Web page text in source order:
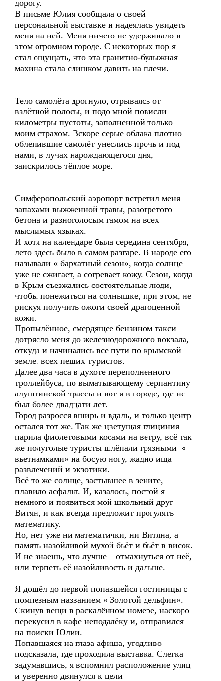
дорогу.
В письме Юлия сообщала о своей
персональной выставке и надеялась увидеть
меня на ней. Меня ничего не удерживало в
этом огромном городе. С некоторых пор я
стал ощущать, что эта гранитно-булыжная
махина стала слишком давить на плечи.
Тело самолёта дрогнуло, отрываясь от
взлётной полосы, и подо мной повисли
километры пустоты, заполненной только
моим страхом. Вскоре серые облака плотно
облепившие самолёт унеслись прочь и под
нами, в лучах нарождающегося дня,
заискрилось тёплое море.
Симферопольский аэропорт встретил меня
запахами выжженной травы, разогретого
бетона и разноголосым гамом на всех
мыслимых языках.
И хотя на календаре была середина сентября,
лето здесь было в самом разгаре. В народе его
называли « бархатный сезон», когда солнце
уже не сжигает, а согревает кожу. Сезон, когда
в Крым съезжались состоятельные люди,
чтобы понежиться на солнышке, при этом, не
рискуя получить ожоги своей драгоценной
кожи.
Пропылённое, смердящее бензином такси
дотрясло меня до железнодорожного вокзала,
откуда и начинались все пути по крымской
земле, всех пеших туристов.
Далее два часа в духоте переполненного
троллейбуса, по выматывающему серпантину
алуштинской трассы и вот я в городе, где не
был более двадцати лет.
Город разросся вширь и вдаль, и только центр
остался тот же. Так же цветущая глициния
парила фиолетовыми косами на ветру, всё так
же полуголые туристы шлёпали грязными «
вьетнамками» на босую ногу, жадно ища
развлечений и экзотики.
Всё то же солнце, застывшее в зените,
плавило асфальт. И, казалось, постой я
немного и появиться мой школьный друг
Витян, и как всегда предложит прогулять
математику.
Но, нет уже ни математички, ни Витяна, а
память назойливой мухой бьёт и бьёт в висок.
И не знаешь, что лучше – отмахнуться от неё,
или терпеть её назойливость и дальше.
Я дошёл до первой попавшейся гостиницы с
помпезным названием « Золотой дельфин».
Скинув вещи в раскалённом номере, наскоро
перекусил в кафе неподалёку и, отправился
на поиски Юлии.
Попавшаяся на глаза афиша, угодливо
подсказала, где проходила выставка. Слегка
задумавшись, я вспомнил расположение улиц
и уверенно двинулся к цели